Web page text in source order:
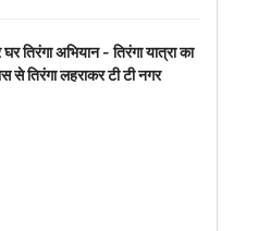
तिरंगा अभियान - तिरंगा यात्रा का
से तिरंगा लहराकर टी टी नगर